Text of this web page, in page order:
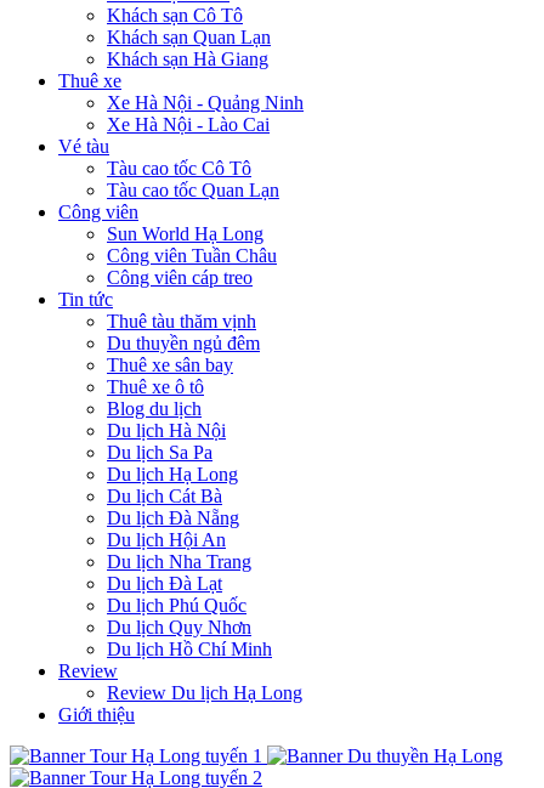
Khách sạn Cô Tô
Khách sạn Quan Lạn
Khách sạn Hà Giang
Thuê xe
Xe Hà Nội - Quảng Ninh
Xe Hà Nội - Lào Cai
Vé tàu
Tàu cao tốc Cô Tô
Tàu cao tốc Quan Lạn
Công viên
Sun World Hạ Long
Công viên Tuần Châu
Công viên cáp treo
Tin tức
Thuê tàu thăm vịnh
Du thuyền ngủ đêm
Thuê xe sân bay
Thuê xe ô tô
Blog du lịch
Du lịch Hà Nội
Du lịch Sa Pa
Du lịch Hạ Long
Du lịch Cát Bà
Du lịch Đà Nẵng
Du lịch Hội An
Du lịch Nha Trang
Du lịch Đà Lạt
Du lịch Phú Quốc
Du lịch Quy Nhơn
Du lịch Hồ Chí Minh
Review
Review Du lịch Hạ Long
Giới thiệu